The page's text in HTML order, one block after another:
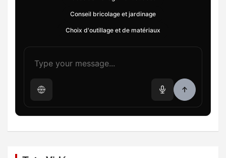
Conseil bricolage et jardinage
Choix d'outillage et de matériaux